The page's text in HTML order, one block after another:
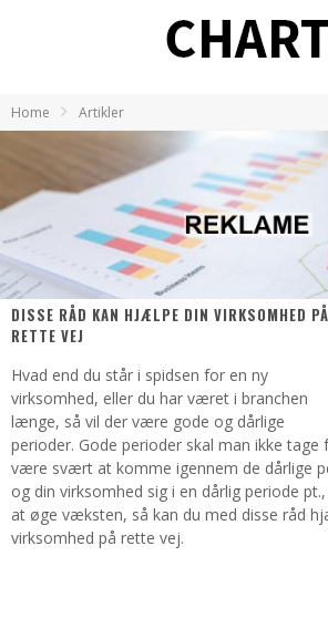
Home Artikler
DISSE RÅD KAN HJÆLPE DIN VIRKSOMHED PÅ
RETTE VEJ
Hvad end du står i spidsen for en ny
virksomhed, eller du har været i branchen
længe, så vil der være gode og dårlige
perioder. Gode perioder skal man ikke tage
være svært at komme igennem de dårlige
og din virksomhed sig i en dårlig periode
at øge væksten, så kan du med disse råd
virksomhed på rette vej.